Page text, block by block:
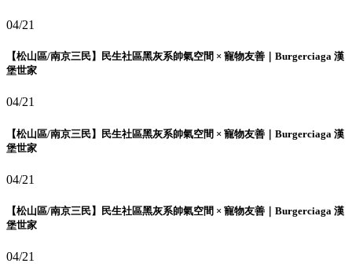
04/21
【松山區/南京三民】民生社區黑灰系帥氣空間 × 寵物友善｜Burgerciaga 漢
堡世家
04/21
【松山區/南京三民】民生社區黑灰系帥氣空間 × 寵物友善｜Burgerciaga 漢
堡世家
04/21
【松山區/南京三民】民生社區黑灰系帥氣空間 × 寵物友善｜Burgerciaga 漢
堡世家
04/21